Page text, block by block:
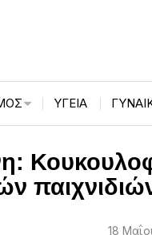
ΥΓΕΙΑ
18